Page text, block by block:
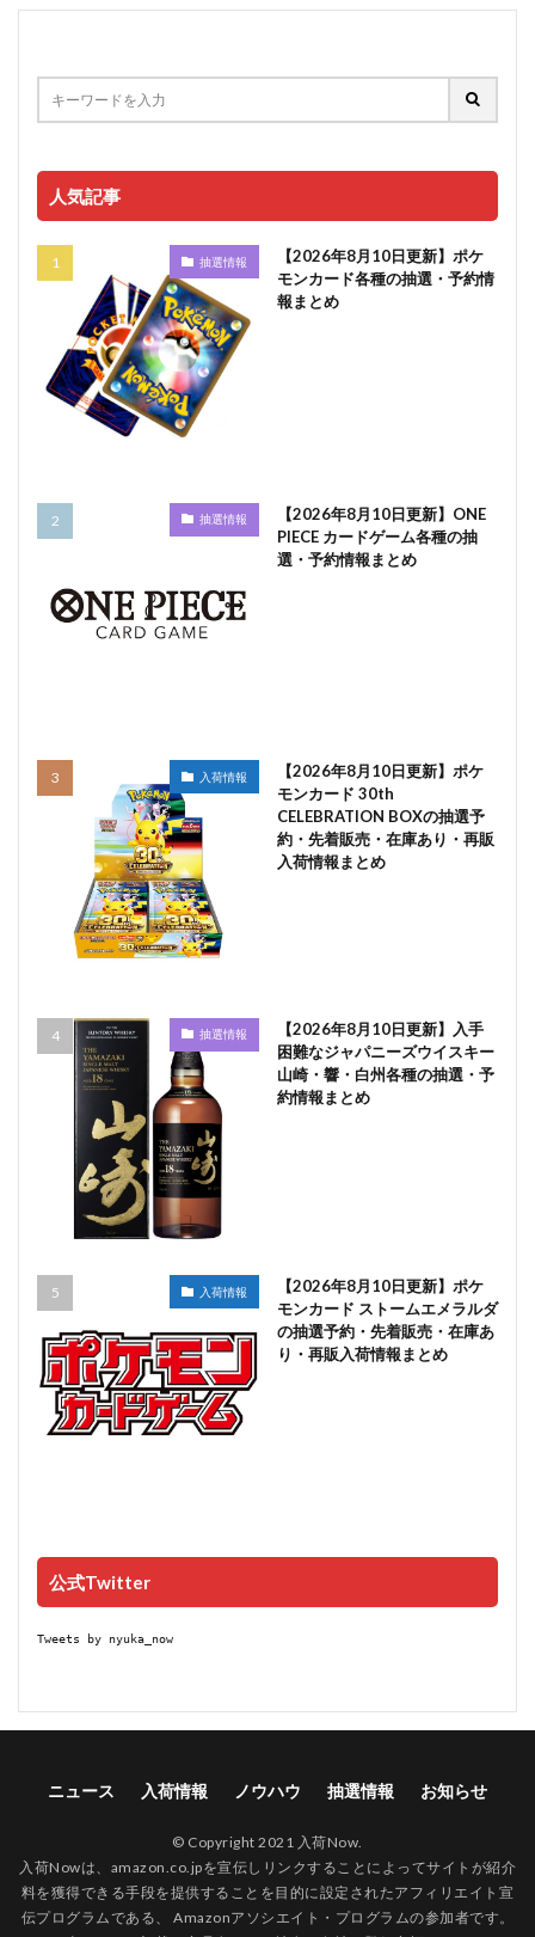
人気記事
抽選情報
【2026年8月10日更新】ポケ
モンカード各種の抽選・予約情
報まとめ
抽選情報
【2026年8月10日更新】ONE
PIECE カードゲーム各種の抽
選・予約情報まとめ
入荷情報
【2026年8月10日更新】ポケ
モンカード 30th
CELEBRATION BOXの抽選予
約・先着販売・在庫あり・再販
入荷情報まとめ
抽選情報
【2026年8月10日更新】入手
困難なジャパニーズウイスキー
山崎・響・白州各種の抽選・予
約情報まとめ
入荷情報
【2026年8月10日更新】ポケ
モンカード ストームエメラルダ
の抽選予約・先着販売・在庫あ
り・再販入荷情報まとめ
公式Twitter
Tweets by nyuka_now
ニュース 入荷情報 ノウハウ 抽選情報 お知らせ
© Copyright 2021 入荷Now.
入荷Nowは、amazon.co.jpを宣伝しリンクすることによってサイトが紹介
料を獲得できる手段を提供することを目的に設定されたアフィリエイト宣
伝プログラムである、 Amazonアソシエイト・プログラムの参加者です。